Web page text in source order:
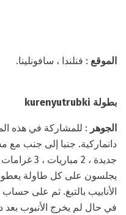
الموقع : فنلندا ، سافونلينا.
بطولة kurenyutrubki
الجوهر
الأنابيب بالتبغ. ثم على حساب
في حال لم يخرج الأنبوب بعد